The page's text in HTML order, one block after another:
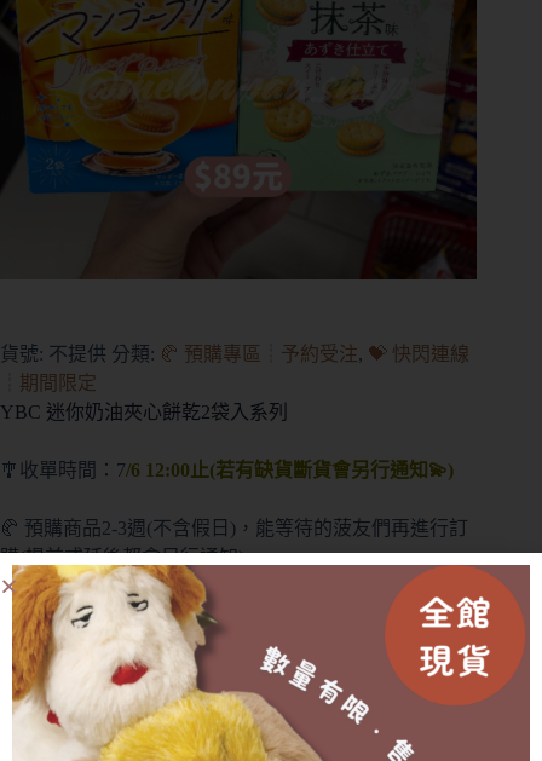
貨號: 不提供 分類: 🥐 預購專區┊予約受注, 💝 快閃連線
┊期間限定
YBC 迷你奶油夾心餅乾2袋入系列
🎐收單時間：7/6 12:00止(若有缺貨斷貨會另行通知💫)
🥐 預購商品2-3週(不含假日)，能等待的菠友們再進行訂
購(提前或延後都會另行通知)
🥐 外盒在運送中多少會有碰撞/碎裂等狀況發生，不會影
響商品本身🙇‍♀️
有需要協助的地方歡迎私訊官方賴詢問🫶🏻
成為會員即可享有折扣！
此商品目前已售完無法訂購